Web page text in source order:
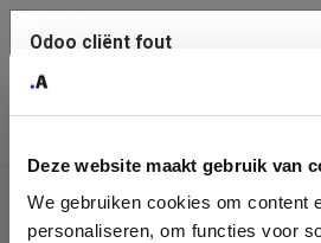
Deze website maakt gebruik van
We gebruiken cookies om content
personaliseren, om functies voor
Identificatie
Odoo cliënt fout
klembord
Je dient de kopieer knop te gebruiken